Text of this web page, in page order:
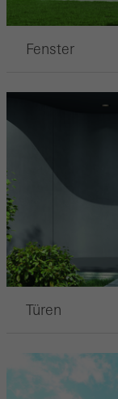
Fenster
Türen